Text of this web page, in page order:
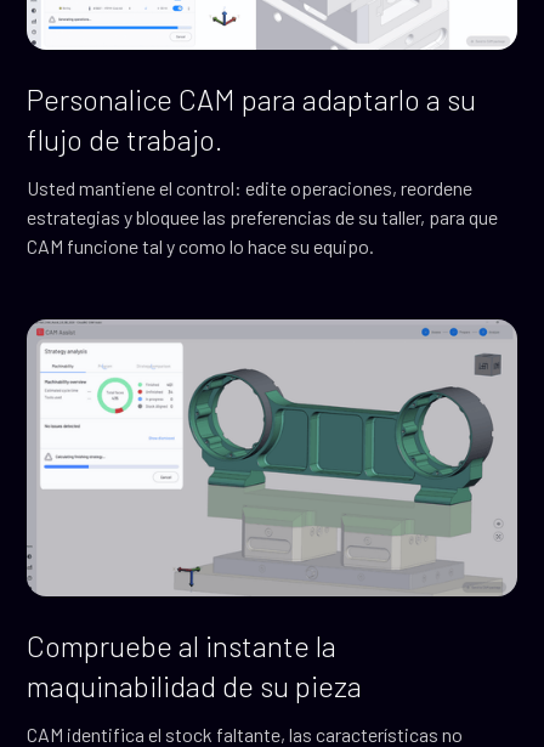
Personalice CAM para adaptarlo a su
flujo de trabajo.
Usted mantiene el control: edite operaciones, reordene
estrategias y bloquee las preferencias de su taller, para que
CAM funcione tal y como lo hace su equipo.
Compruebe al instante la
maquinabilidad de su pieza
CAM identifica el stock faltante, las características no